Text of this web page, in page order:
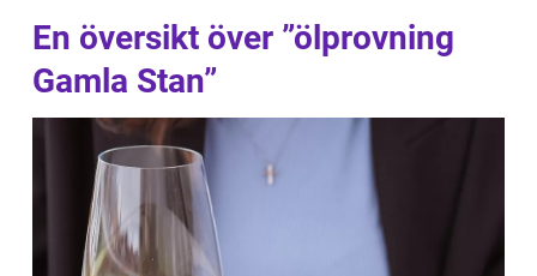
En översikt över ”ölprovning
Gamla Stan”